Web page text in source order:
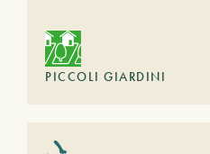
PICCOLI GIARDINI